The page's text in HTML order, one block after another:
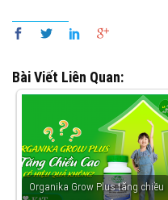
Bài Viết Liên Quan:
Organika Grow Plus tăng chiều